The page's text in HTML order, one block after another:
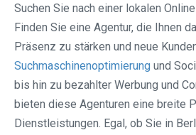
Suchen Sie nach einer lokalen
Finden Sie eine Agentur, die Ihnen
Präsenz zu stärken und neue
Suchmaschinenoptimierung und
bis hin zu bezahlter Werbung und
bieten diese Agenturen eine breite
Dienstleistungen. Egal, ob Sie in